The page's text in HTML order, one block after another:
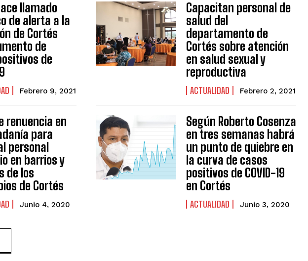
llamado
de alerta a la
de Cortés
de
de
Febrero 9, 2021
Capacitan personal de
salud del
departamento de
Cortés sobre atención
en salud sexual y
reproductiva
ACTUALIDAD Febrero 2, 2021
renuencia en
para
personal
en barrios y
de los
de Cortés
Junio 4, 2020
Según Roberto Cosenza
en tres semanas habrá
un punto de quiebre en
la curva de casos
positivos de COVID-19
en Cortés
ACTUALIDAD Junio 3, 2020